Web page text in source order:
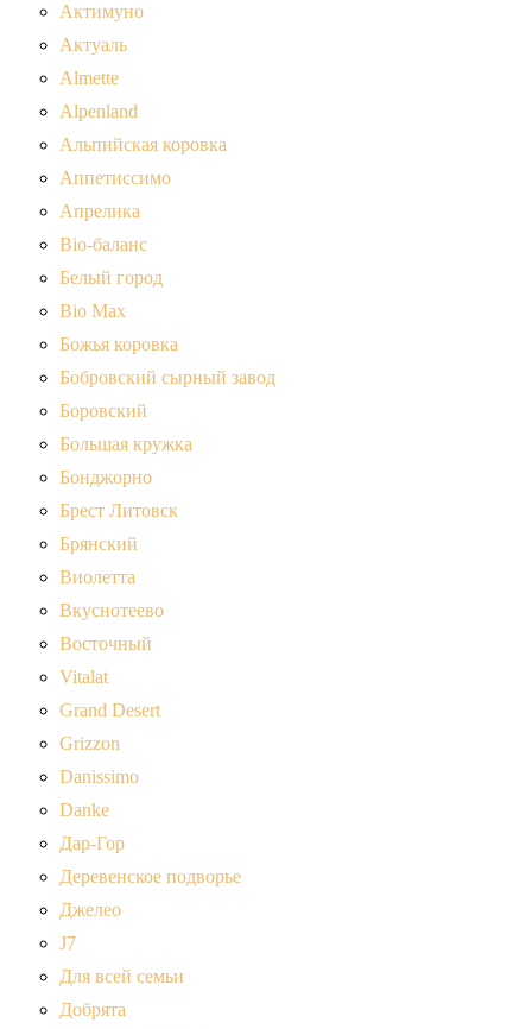
Актимуно
Актуаль
Almette
Alpenland
Альпийская коровка
Аппетиссимо
Апрелика
Bio-баланс
Белый город
Bio Max
Божья коровка
Бобровский сырный завод
Боровский
Большая кружка
Бонджорно
Брест Литовск
Брянский
Виолетта
Вкуснотеево
Восточный
Vitalat
Grand Desert
Grizzon
Danissimo
Danke
Дар-Гор
Деревенское подворье
Джелео
J7
Для всей семьи
Добрята